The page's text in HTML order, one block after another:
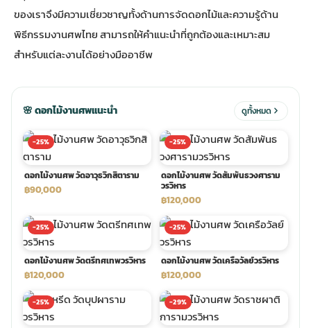
จัดดอกไม้งานศพ ราคา
ดอกไม้งานศพ ออนไลน์
พวงดอกไม้งานศพ
tpdecorate ปูพื้น
พวงหรีด ปากคลองตลาด ราคา
ของเราจึงมีความเชี่ยวชาญทั้งด้านการจัดดอกไม้และความรู้ด้าน
พิธีกรรมงานศพไทย สามารถให้คำแนะนำที่ถูกต้องและเหมาะสม
สำหรับแต่ละงานได้อย่างมืออาชีพ
🌸 ดอกไม้งานศพแนะนำ ดูทั้งหมด
-25%
ดอกไม้งานศพ วัดอาวุธวิกสิตาราม
฿90,000
-25%
ดอกไม้งานศพ วัดสัมพันธวงศาราม
วรวิหาร
฿120,000
-25%
ดอกไม้งานศพ วัดตรีทศเทพวรวิหาร
฿120,000
-25%
ดอกไม้งานศพ วัดเครือวัลย์วรวิหาร
฿120,000
-25% -29%